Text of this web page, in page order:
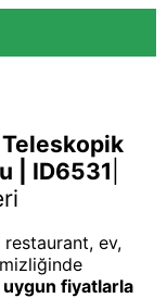
| ID6531
restaurant, ev,
fiyatlarla